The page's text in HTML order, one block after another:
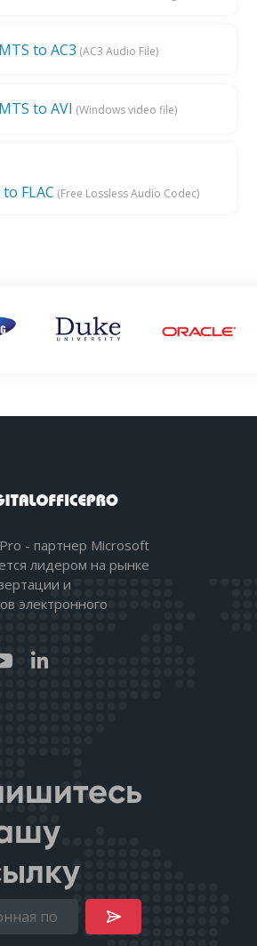
MTS to AC3 (AC3 Audio File)
MTS to AVI (Windows video file)
FLAC (Free Lossless Audio Codec)
- партнер Microsoft
лидером на рынке
и
электронного